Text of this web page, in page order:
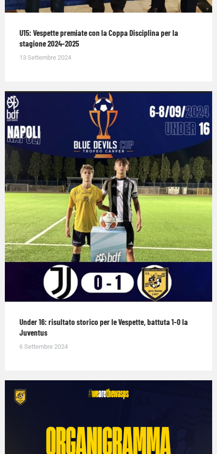
U15: Vespette premiate con la Coppa Disciplina per la
stagione 2024-2025
13 Settembre 2024
Under 16: risultato storico per le Vespette, battuta 1-0 la
Juventus
6 Settembre 2024